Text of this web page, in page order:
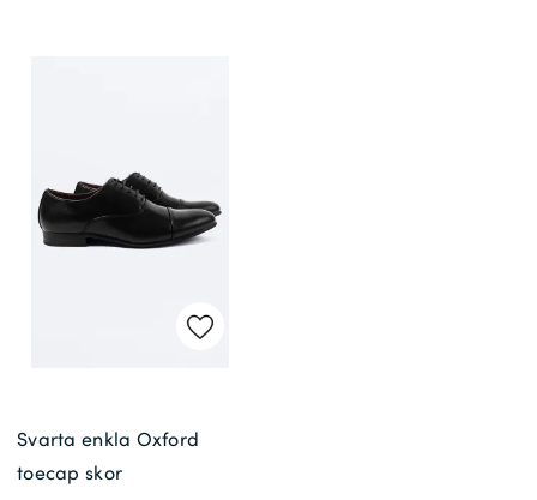
Svarta enkla Oxford
toecap skor